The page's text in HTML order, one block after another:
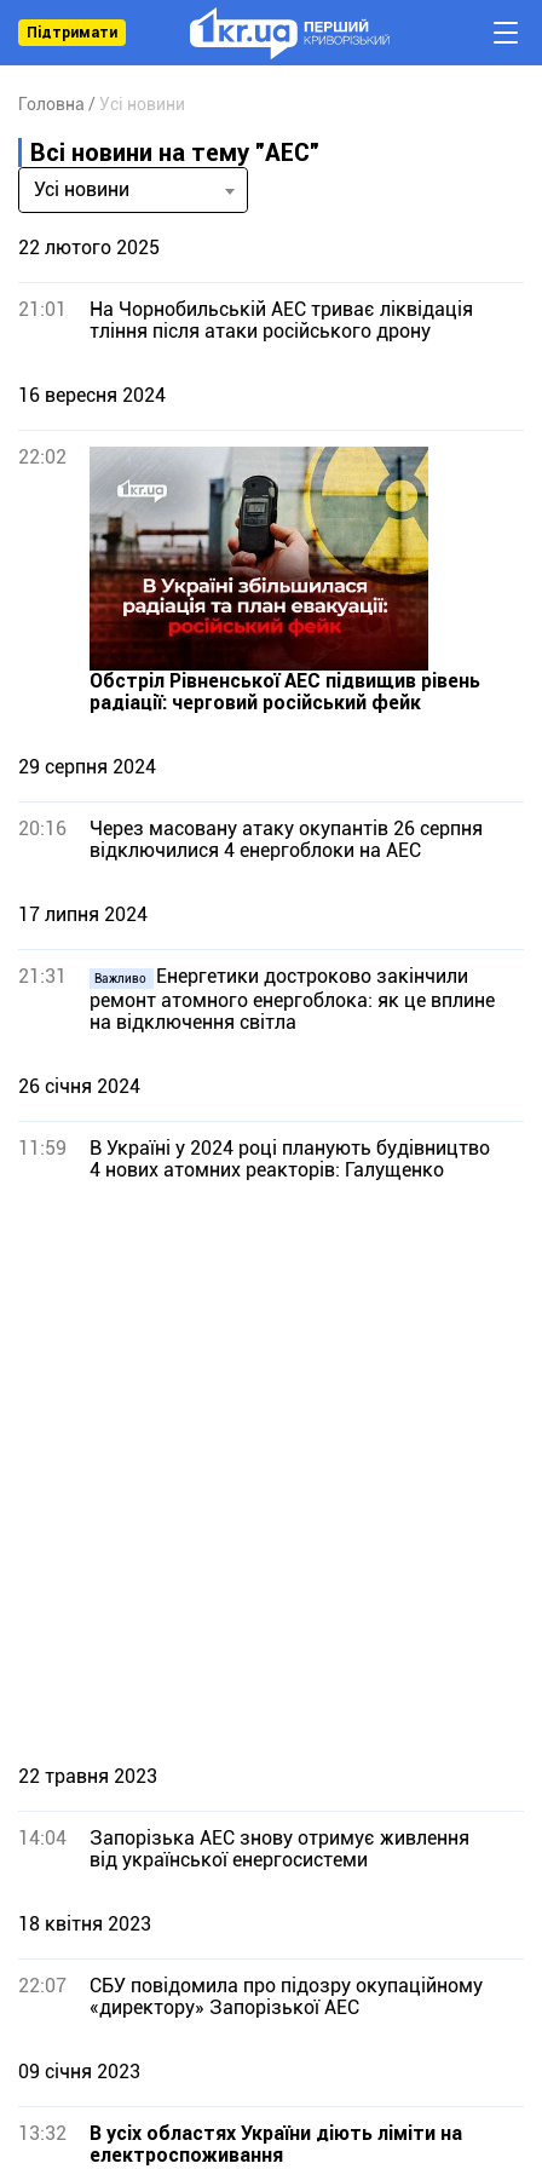
Підтримати
Головна Усі новини
Всі новини на тему "АЕС"
Усі новини
22 лютого 2025
21:01
На Чорнобильській АЕС триває ліквідація
тління після атаки російського дрону
16 вересня 2024
22:02
Обстріл Рівненської АЕС підвищив рівень
радіації: черговий російський фейк
29 серпня 2024
20:16
Через масовану атаку окупантів 26 серпня
відключилися 4 енергоблоки на АЕС
17 липня 2024
21:31 Важливо
Енергетики достроково закінчили
ремонт атомного енергоблока: як це вплине
на відключення світла
26 січня 2024
11:59
В Україні у 2024 році планують будівництво
4 нових атомних реакторів: Галущенко
22 травня 2023
14:04
Запорізька АЕС знову отримує живлення
від української енергосистеми
18 квітня 2023
22:07
СБУ повідомила про підозру окупаційному
«директору» Запорізької АЕС
09 січня 2023
13:32
В усіх областях України діють ліміти на
електроспоживання